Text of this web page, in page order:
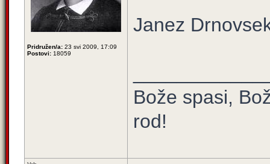
Pridružen/a: 23 svi 2009, 17:09
Postovi: 18059
Janez
Bože spasi,
rod!